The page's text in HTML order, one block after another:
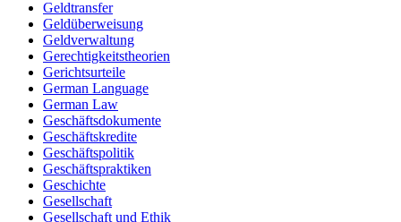
Geldtransfer
Geldüberweisung
Geldverwaltung
Gerechtigkeitstheorien
Gerichtsurteile
German Language
German Law
Geschäftsdokumente
Geschäftskredite
Geschäftspolitik
Geschäftspraktiken
Geschichte
Gesellschaft
Gesellschaft und Ethik